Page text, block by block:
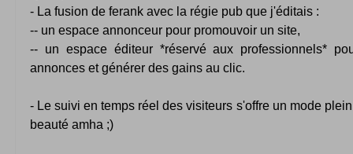
- La fusion de ferank avec la régie pub que j'éditais :
-- un espace annonceur pour promouvoir un site,
-- un espace éditeur *réservé aux professionnels*
annonces et générer des gains au clic.
- Le suivi en temps réel des visiteurs s'offre un mode
beauté amha ;)